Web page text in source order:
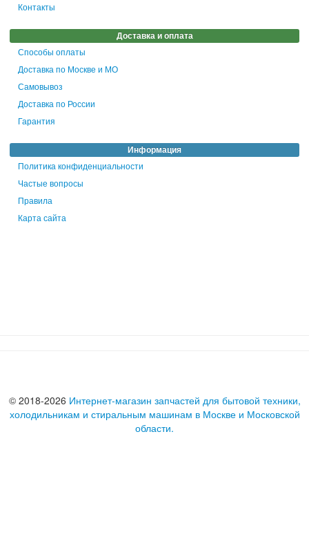
Контакты
Доставка и оплата
Способы оплаты
Доставка по Москве и МО
Самовывоз
Доставка по России
Гарантия
Информация
Политика конфиденциальности
Частые вопросы
Правила
Карта сайта
© 2018-2026 Интернет-магазин запчастей для бытовой техники,
холодильникам и стиральным машинам в Москве и Московской
области.